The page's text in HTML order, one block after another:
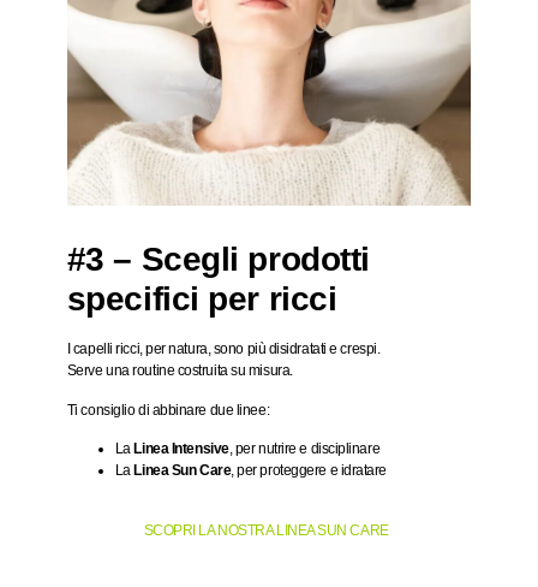
#3 – Scegli prodotti
specifici per ricci
I capelli ricci, per natura, sono più disidratati e crespi.
Serve una routine costruita su misura.
Ti consiglio di abbinare due linee:
La Linea Intensive, per nutrire e disciplinare
La Linea Sun Care, per proteggere e idratare
SCOPRI LA NOSTRA LINEA SUN CARE